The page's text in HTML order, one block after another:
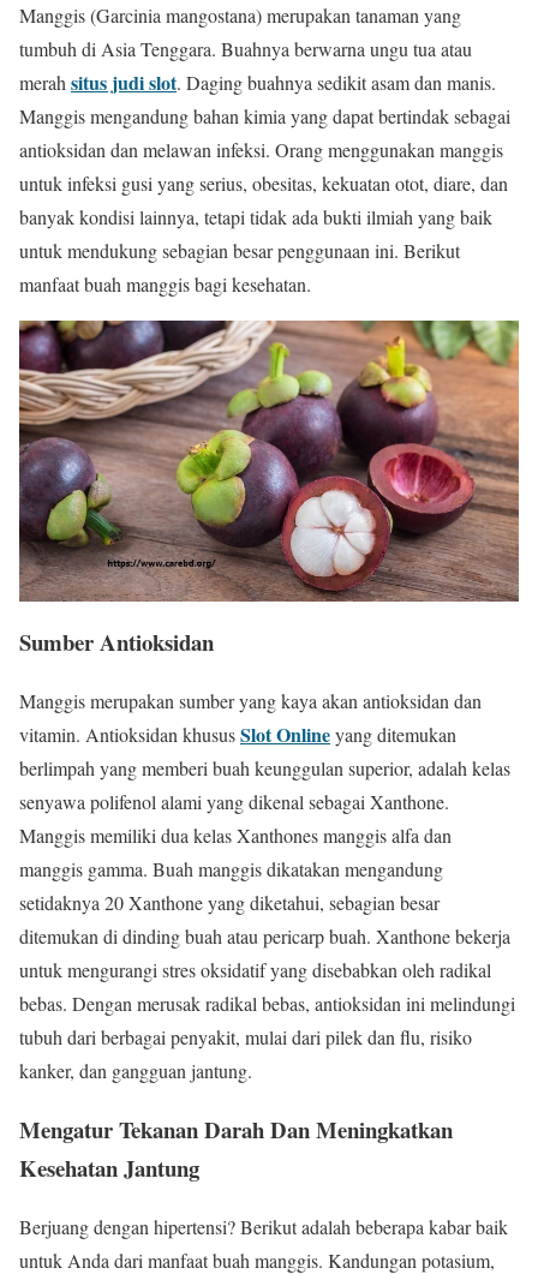
Manggis (Garcinia mangostana) merupakan tanaman yang
tumbuh di Asia Tenggara. Buahnya berwarna ungu tua atau
merah situs judi slot. Daging buahnya sedikit asam dan manis.
Manggis mengandung bahan kimia yang dapat bertindak sebagai
antioksidan dan melawan infeksi. Orang menggunakan manggis
untuk infeksi gusi yang serius, obesitas, kekuatan otot, diare, dan
banyak kondisi lainnya, tetapi tidak ada bukti ilmiah yang baik
untuk mendukung sebagian besar penggunaan ini. Berikut
manfaat buah manggis bagi kesehatan.
Sumber Antioksidan
Manggis merupakan sumber yang kaya akan antioksidan dan
vitamin. Antioksidan khususSlot Onlineyang ditemukan
berlimpah yang memberi buah keunggulan superior, adalah kelas
senyawa polifenol alami yang dikenal sebagai Xanthone.
Manggis memiliki dua kelas Xanthones manggis alfa dan
manggis gamma. Buah manggis dikatakan mengandung
setidaknya 20 Xanthone yang diketahui, sebagian besar
ditemukan di dinding buah atau pericarp buah. Xanthone bekerja
untuk mengurangi stres oksidatif yang disebabkan oleh radikal
bebas. Dengan merusak radikal bebas, antioksidan ini melindungi
tubuh dari berbagai penyakit, mulai dari pilek dan flu, risiko
kanker, dan gangguan jantung.
Mengatur Tekanan Darah Dan Meningkatkan
Kesehatan Jantung
Berjuang dengan hipertensi? Berikut adalah beberapa kabar baik
untuk Anda dari manfaat buah manggis. Kandungan potasium,